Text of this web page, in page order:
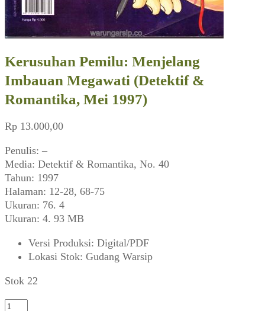
Kerusuhan Pemilu: Menjelang
Imbauan Megawati (Detektif &
Romantika, Mei 1997)
Rp 13.000,00
Penulis: –
Media: Detektif & Romantika, No. 40
Tahun: 1997
Halaman: 12-28, 68-75
Ukuran: 76. 4
Ukuran: 4. 93 MB
Versi Produksi: Digital/PDF
Lokasi Stok: Gudang Warsip
Stok 22
Kuantitas